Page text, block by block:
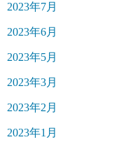
2023年7月
2023年6月
2023年5月
2023年3月
2023年2月
2023年1月